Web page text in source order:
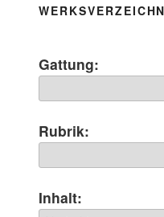
Gattung:
Rubrik:
Inhalt: